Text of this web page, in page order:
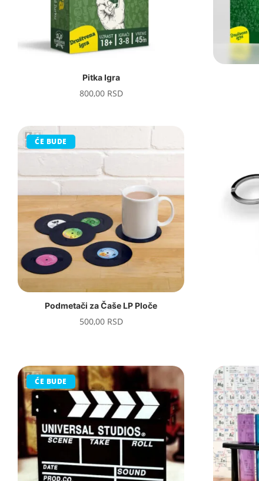
Pitka Igra
800,00 RSD
ĆE BUDE
Podmetači za Čaše LP Ploče
500,00 RSD
ĆE BUDE